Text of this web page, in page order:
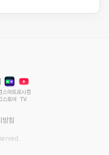
스마트
스토어
로시컴
TV
방침